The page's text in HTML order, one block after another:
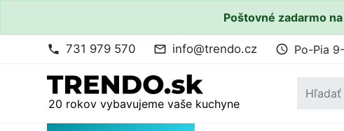
Poštovné zadarmo
phone 731 979 570 mail_outline info@trendo.cz access_time Po-Pia
20 rokov vybavujeme vaše kuchyne